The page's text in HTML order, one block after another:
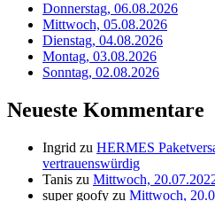
Donnerstag, 06.08.2026
Mittwoch, 05.08.2026
Dienstag, 04.08.2026
Montag, 03.08.2026
Sonntag, 02.08.2026
Neueste Kommentare
Ingrid zu HERMES
vertrauenswürdig
Tanis zu Mittwoch,
super goofy zu Mittwoch,